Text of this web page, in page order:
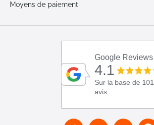
Moyens de paiement
Google Reviews
4.1
Sur la base de 101
avis